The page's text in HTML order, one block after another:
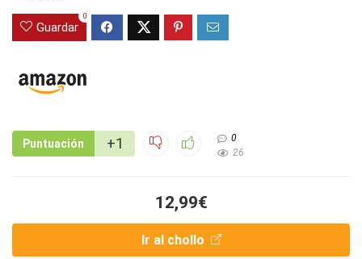
Guardar
0
Puntuación +1
0
26
12,99€
Ir al chollo